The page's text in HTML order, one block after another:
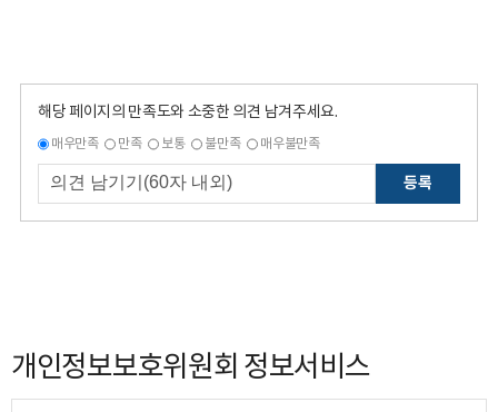
해당 페이지의 만족도와 소중한 의견 남겨주세요.
매우만족 만족 보통 불만족 매우불만족
등록
개인정보보호위원회 정보서비스